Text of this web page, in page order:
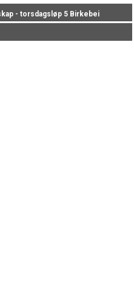
) got new status: dnf
status: dnf
- torsdagsløp 5 Birkebei